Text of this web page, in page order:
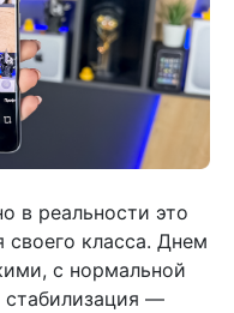
в реальности это
класса. Днем
с нормальной
стабилизация —